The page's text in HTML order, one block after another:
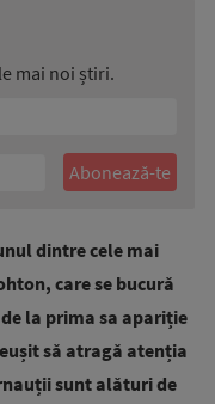
mai noi știri.
dintre cele mai
care se bucură
la prima sa apariție
să atragă atenția
sunt alături de